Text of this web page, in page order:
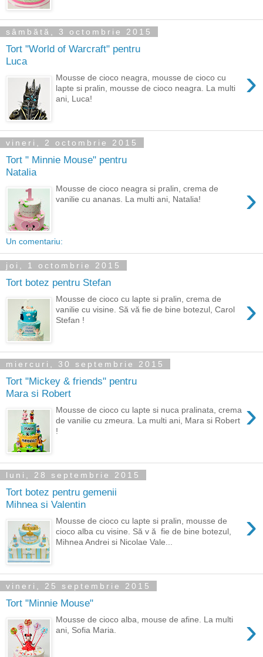
sâmbătă, 3 octombrie 2015
Tort "World of Warcraft" pentru
Luca
›
Mousse de cioco neagra, mousse de cioco cu
lapte si pralin, mousse de cioco neagra. La multi
ani, Luca!
vineri, 2 octombrie 2015
Tort " Minnie Mouse" pentru
Natalia
›
Mousse de cioco neagra si pralin, crema de
vanilie cu ananas. La multi ani, Natalia!
Un comentariu:
joi, 1 octombrie 2015
Tort botez pentru Stefan
›
Mousse de cioco cu lapte si pralin, crema de
vanilie cu visine. Să vă fie de bine botezul, Carol
Stefan !
miercuri, 30 septembrie 2015
Tort "Mickey & friends" pentru
Mara si Robert
›
Mousse de cioco cu lapte si nuca pralinata, crema
de vanilie cu zmeura. La multi ani, Mara si Robert
!
luni, 28 septembrie 2015
Tort botez pentru gemenii
Mihnea si Valentin
›
Mousse de cioco cu lapte si pralin, mousse de
cioco alba cu visine. Să v ă fie de bine botezul,
Mihnea Andrei si Nicolae Vale...
vineri, 25 septembrie 2015
Tort "Minnie Mouse"
›
Mousse de cioco alba, mouse de afine. La multi
ani, Sofia Maria.